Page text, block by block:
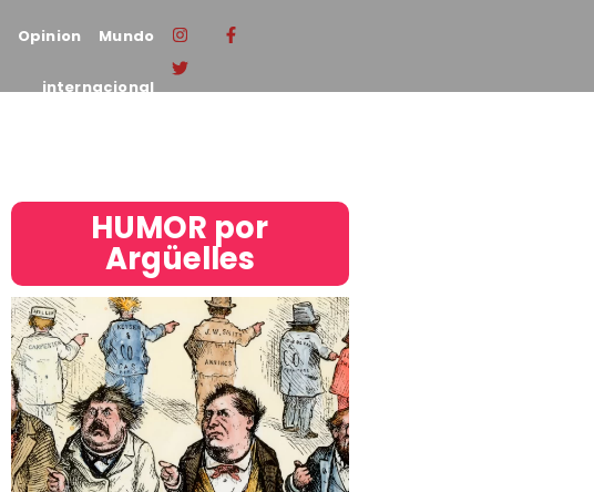
Opinion Mundo
internacional
HUMOR por
Argüelles​